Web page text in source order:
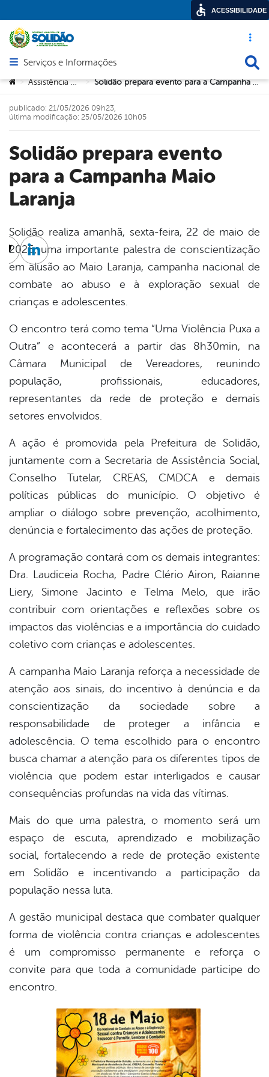
Acesso
Abrir menu principal de navegação
Serviços e Informações
Você está aqui:
> Assistência Social > Solidão prepara evento para a Campanha Maio Laranja
Solidão prepara evento
para a Campanha Maio
Laranja
publicado: 21/05/2026 09h23,
última modificação: 25/05/2026 10h05
Solidão realiza amanhã, sexta-feira, 22 de maio de
2026, uma importante palestra de conscientização
em alusão ao Maio Laranja, campanha nacional de
combate ao abuso e à exploração sexual de
crianças e adolescentes.
O encontro terá como tema “Uma Violência Puxa a
Outra” e acontecerá a partir das 8h30min, na
Câmara Municipal de Vereadores, reunindo
população, profissionais, educadores,
representantes da rede de proteção e demais
setores envolvidos.
A ação é promovida pela Prefeitura de Solidão,
juntamente com a Secretaria de Assistência Social,
Conselho Tutelar, CREAS, CMDCA e demais
políticas públicas do município. O objetivo é
ampliar o diálogo sobre prevenção, acolhimento,
denúncia e fortalecimento das ações de proteção.
A programação contará com os demais integrantes:
Dra. Laudiceia Rocha, Padre Clério Airon, Raianne
Liery, Simone Jacinto e Telma Melo, que irão
contribuir com orientações e reflexões sobre os
impactos das violências e a importância do cuidado
coletivo com crianças e adolescentes.
A campanha Maio Laranja reforça a necessidade de
atenção aos sinais, do incentivo à denúncia e da
conscientização da sociedade sobre a
responsabilidade de proteger a infância e
adolescência. O tema escolhido para o encontro
busca chamar a atenção para os diferentes tipos de
violência que podem estar interligados e causar
consequências profundas na vida das vítimas.
Mais do que uma palestra, o momento será um
espaço de escuta, aprendizado e mobilização
social, fortalecendo a rede de proteção existente
em Solidão e incentivando a participação da
população nessa luta.
A gestão municipal destaca que combater qualquer
forma de violência contra crianças e adolescentes
é um compromisso permanente e reforça o
convite para que toda a comunidade participe do
encontro.
TwitterLinkedin
ACESSIBILIDADE